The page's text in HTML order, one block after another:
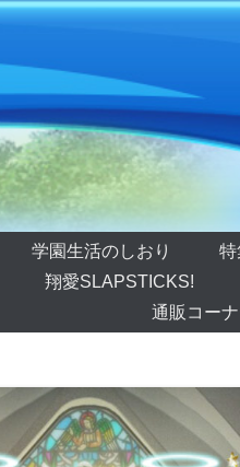
学園生活のしおり 特
翔愛SLAPSTICKS!
通販コー